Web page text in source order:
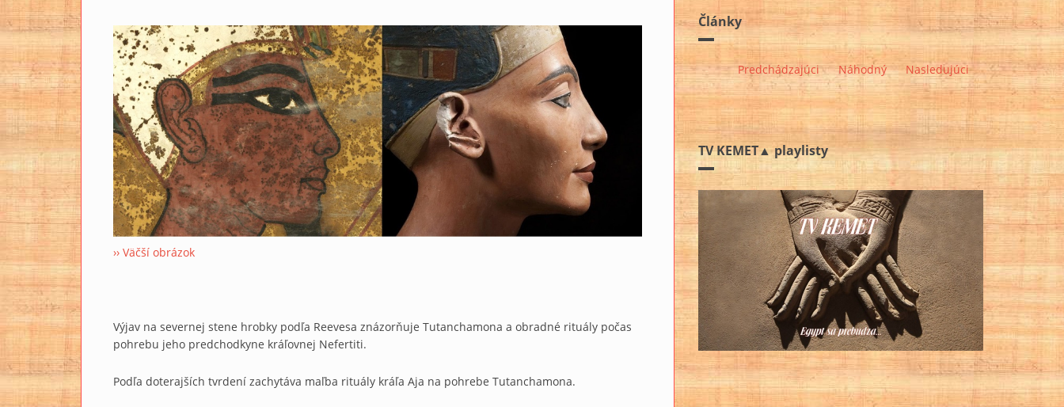
›› Väčší obrázok
Výjav na severnej stene hrobky podľa Reevesa znázorňuje Tutanchamona a obradné rituály počas
pohrebu jeho predchodkyne kráľovnej Nefertiti.
Podľa doterajších tvrdení zachytáva maľba rituály kráľa Aja na pohrebe Tutanchamona.
Články
Predchádzajúci Náhodný Nasledujúci
TV KEMET▲ playlisty